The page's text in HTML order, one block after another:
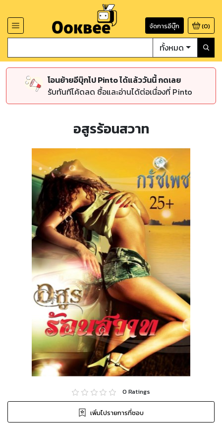
จัดการอีบุ๊ก (0)
ทั้งหมด
โอนย้ายอีบุ๊กไป Pinto ได้แล้ววันนี้ กดเลย
รับทันทีโค้ดลด ซื้อและอ่านได้ต่อเนื่องที่ Pinto
อสูรร้อนสวาท
0 Ratings
เพิ่มไปรายการที่ชอบ